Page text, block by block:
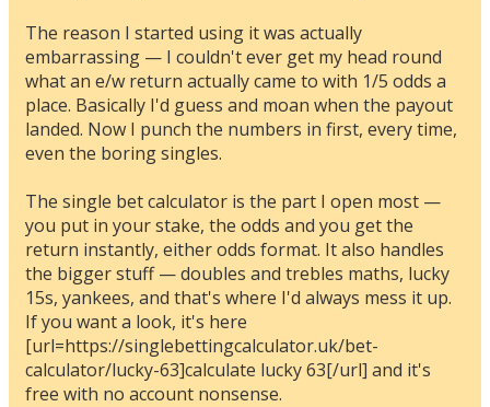
The reason I started using it was actually
embarrassing — I couldn't ever get my head round
what an e/w return actually came to with 1/5 odds a
place. Basically I'd guess and moan when the payout
landed. Now I punch the numbers in first, every time,
even the boring singles.
The single bet calculator is the part I open most —
you put in your stake, the odds and you get the
return instantly, either odds format. It also handles
the bigger stuff — doubles and trebles maths, lucky
15s, yankees, and that's where I'd always mess it up.
If you want a look, it's here
[url=https://singlebettingcalculator.uk/bet-
calculator/lucky-63]calculate lucky 63[/url] and it's
free with no account nonsense.